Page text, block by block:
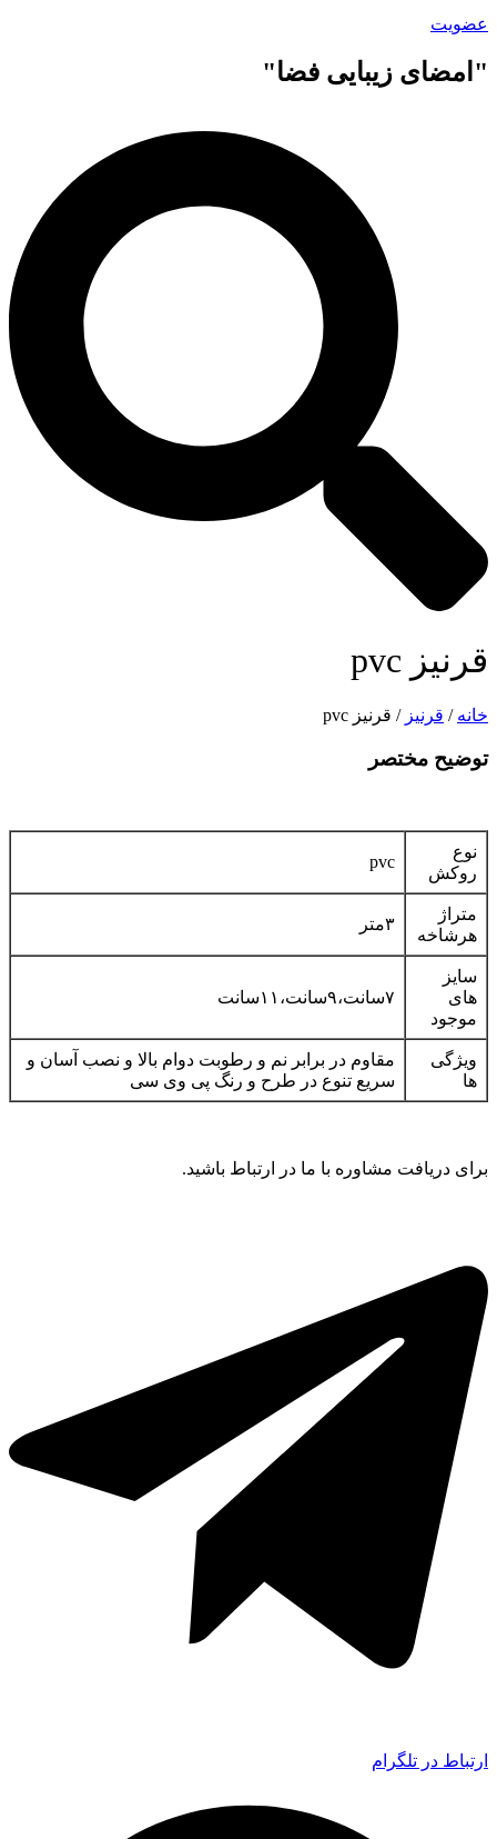
عضویت
"امضای زیبایی فضا"
قرنیز pvc
خانه / قرنیز / قرنیز pvc
توضیح مختصر
نوع
روکش
pvc
متراژ
هرشاخه
۳متر
سایز
های
موجود
۷سانت،۹سانت،۱۱سانت
ویژگی
ها
مقاوم در برابر نم و رطوبت دوام بالا و نصب آسان و
سریع تنوع در طرح و رنگ پی وی سی
برای دریافت مشاوره با ما در ارتباط باشید.
ارتباط در تلگرام